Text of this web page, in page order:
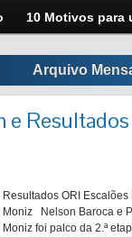
10 Motivos para
Arquivo
e
Resultados ORI
Moniz Nelson Baroca e
Moniz foi palco da 2.ª